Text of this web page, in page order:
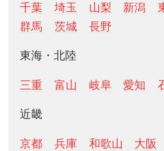
千葉 埼玉 山梨 新潟
群馬
茨城 長野
東海・北陸
三重 富山 岐阜 愛知
近畿
京都 兵庫 和歌山 大阪